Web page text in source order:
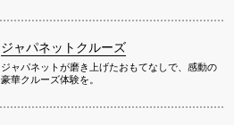
ジャパネットクルーズ
ジャパネットが磨き上げたおもてなしで、感動の
豪華クルーズ体験を。